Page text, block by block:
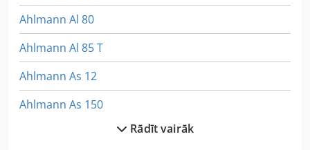
Ahlmann Al 80
Ahlmann Al 85 T
Ahlmann As 12
Ahlmann As 150
Rādīt vairāk